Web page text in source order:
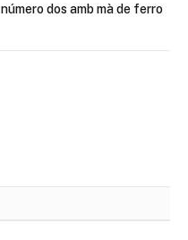
número dos amb mà de ferro